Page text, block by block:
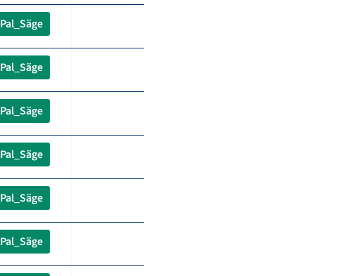
Pal_Säge
Pal_Säge
Pal_Säge
Pal_Säge
Pal_Säge
Pal_Säge